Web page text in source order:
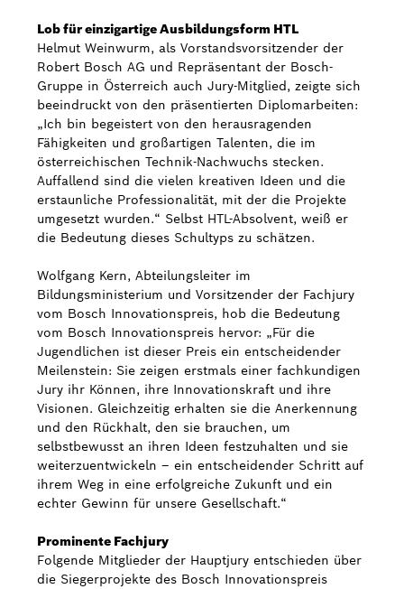
Lob für einzigartige Ausbildungsform HTL
Helmut Weinwurm, als Vorstandsvorsitzender der
Robert Bosch AG und Repräsentant der Bosch-
Gruppe in Österreich auch Jury-Mitglied, zeigte sich
beeindruckt von den präsentierten Diplomarbeiten:
„Ich bin begeistert von den herausragenden
Fähigkeiten und großartigen Talenten, die im
österreichischen Technik-Nachwuchs stecken.
Auffallend sind die vielen kreativen Ideen und die
erstaunliche Professionalität, mit der die Projekte
umgesetzt wurden.“ Selbst HTL-Absolvent, weiß er
die Bedeutung dieses Schultyps zu schätzen.
Wolfgang Kern, Abteilungsleiter im
Bildungsministerium und Vorsitzender der Fachjury
vom Bosch Innovationspreis, hob die Bedeutung
vom Bosch Innovationspreis hervor: „Für die
Jugendlichen ist dieser Preis ein entscheidender
Meilenstein: Sie zeigen erstmals einer fachkundigen
Jury ihr Können, ihre Innovationskraft und ihre
Visionen. Gleichzeitig erhalten sie die Anerkennung
und den Rückhalt, den sie brauchen, um
selbstbewusst an ihren Ideen festzuhalten und sie
weiterzuentwickeln – ein entscheidender Schritt auf
ihrem Weg in eine erfolgreiche Zukunft und ein
echter Gewinn für unsere Gesellschaft.“
Prominente Fachjury
Folgende Mitglieder der Hauptjury entschieden über
die Siegerprojekte des Bosch Innovationspreis